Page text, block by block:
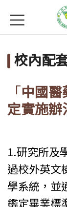
Open
關於中心
最新消息
Open
教師專區
Open
學生專區
法規辦法與
English(link
校內配
「中國
定實施辦
1.研究所及
過校外英文
學系統，並
鑑定畢業標